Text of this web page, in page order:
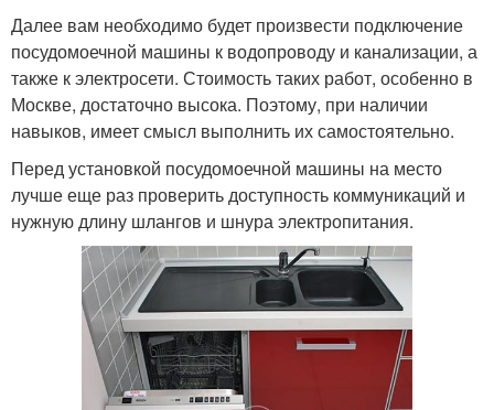
Далее вам необходимо будет произвести подключение
посудомоечной машины к водопроводу и канализации, а
также к электросети. Стоимость таких работ, особенно в
Москве, достаточно высока. Поэтому, при наличии
навыков, имеет смысл выполнить их самостоятельно.
Перед установкой посудомоечной машины на место
лучше еще раз проверить доступность коммуникаций и
нужную длину шлангов и шнура электропитания.